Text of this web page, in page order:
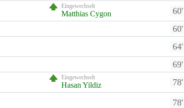
Eingewechselt
Matthias Cygon
60'
60'
64'
69'
Eingewechselt
Hasan Yildiz 78'
78'